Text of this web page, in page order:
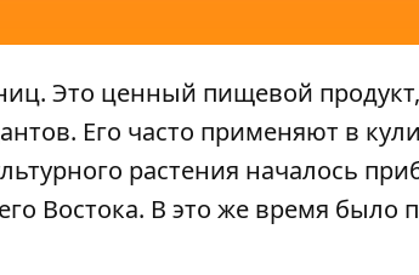
Это ценный пищевой
Его часто применяют в
растения началось
Востока. В это же время было